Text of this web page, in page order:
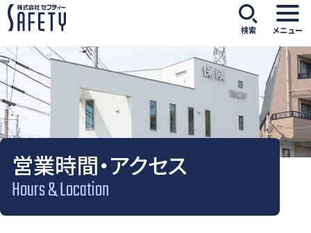
検索 メニュー
営業時間・アクセス
Hours & Location